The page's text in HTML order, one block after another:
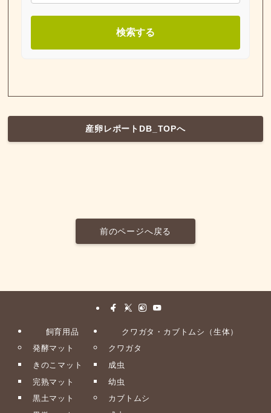
検索する
産卵レポートDB_TOPへ
前のページへ戻る
飼育用品
発酵マット
きのこマット
完熟マット
黒土マット
クワガタ・カブトムシ（生体）
クワガタ
成虫
幼虫
カブトムシ